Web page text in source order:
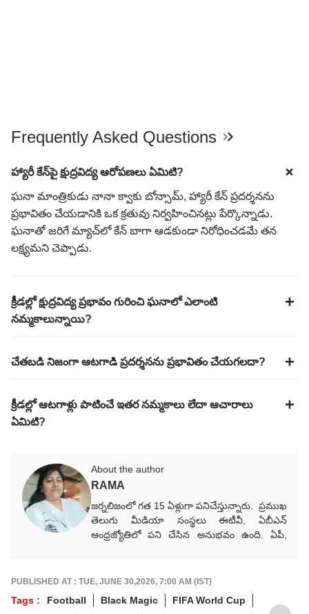
Frequently Asked Questions
హ్యారీ కేన్‌పై క్షుద్రవిద్య ఆరోపణలు ఏమిటి?
ఘనా మాంత్రికుడు నానా క్వాకు బోన్సామ్, హ్యారీ కేన్ ప్రదర్శనను
ప్రభావితం చేయడానికి ఒక క్రతువు నిర్వహించినట్లు పేర్కొన్నాడు.
ఘనాతో జరిగే మ్యాచ్‌లో కేన్ బాగా ఆడకుండా నిరోధించడమే తన
లక్ష్యమని చెప్పాడు.
క్రీడల్లో క్షుద్రవిద్య ప్రభావం గురించి ఘనాలో ఎలాంటి
నమ్మకాలున్నాయి?
చేతబడి నిజంగా ఆటగాడి ప్రదర్శనను ప్రభావితం చేయగలదా?
క్రీడల్లో ఆటగాళ్లు పాటించే ఇతర నమ్మకాలు లేదా ఆచారాలు
ఏమిటి?
About the author
RAMA
జర్నలిజంలో గత 15 ఏళ్లుగా పనిచేస్తున్నారు. ప్రముఖ
తెలుగు మీడియా సంస్థలు ఈటీవీ, ఏబీఎన్‌
ఆంధ్రజ్యోతిలో పని చేసిన అనుభవం ఉంది. ఏపీ,
గ్రాడ్యుయేషన్ పూర్తయ్యాక MJMC, MSW,
PGDPM కోర్సులు పూర్తిచేశారు. జర్నలిజం కోర్సు పూర్తి
చేసి పలు తెలుగు మీడియా సంస్థలలో కంటెంట్
PUBLISHED AT : TUE, JUNE 30,2026, 7:00 AM (IST)
Tags : Football Black Magic
FIFA World Cup